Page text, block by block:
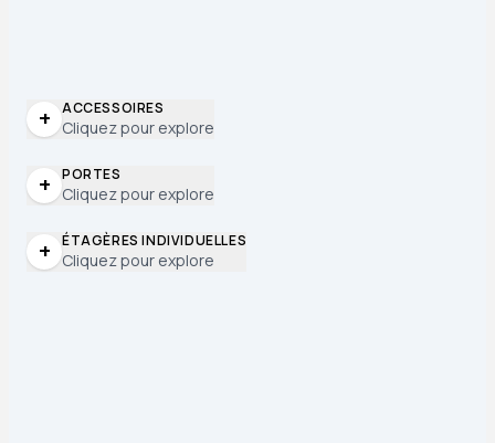
+ ACCESSOIRES
Cliquez pour explore
+ PORTES
Cliquez pour explore
+ ÉTAGÈRES INDIVIDUELLES
Cliquez pour explore